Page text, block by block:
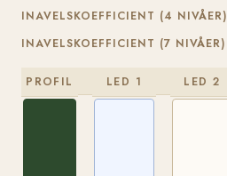
INAVELSKOEFFICIENT (4 NIVÅER)
INAVELSKOEFFICIENT (7 NIVÅER)
PROFIL LED 1 LED 2